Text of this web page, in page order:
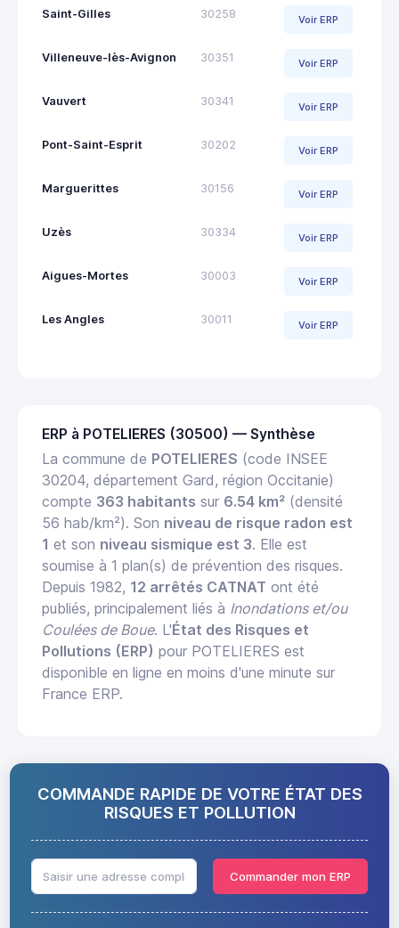
Saint-Gilles 30258 Voir ERP
Villeneuve-lès-Avignon 30351 Voir ERP
Vauvert 30341 Voir ERP
Pont-Saint-Esprit 30202 Voir ERP
Marguerittes 30156 Voir ERP
Uzès 30334 Voir ERP
Aigues-Mortes 30003 Voir ERP
Les Angles 30011 Voir ERP
ERP à POTELIERES (30500) — Synthèse
La commune de POTELIERES (code INSEE
30204, département Gard, région Occitanie)
compte 363 habitants sur 6.54 km² (densité
56 hab/km²). Son niveau de risque radon est
1 et son niveau sismique est 3. Elle est
soumise à 1 plan(s) de prévention des risques.
Depuis 1982, 12 arrêtés CATNAT ont été
publiés, principalement liés à Inondations et/ou
Coulées de Boue. L'État des Risques et
Pollutions (ERP) pour POTELIERES est
disponible en ligne en moins d'une minute sur
France ERP.
COMMANDE RAPIDE DE VOTRE ÉTAT DES
RISQUES ET POLLUTION
Commander mon ERP